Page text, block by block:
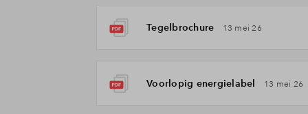
Tegelbrochure 13 mei 26
Voorlopig energielabel 13 mei 26